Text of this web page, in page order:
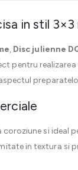
in stil 3×3
, Disc julienne
pentru
si ideal
in textura si